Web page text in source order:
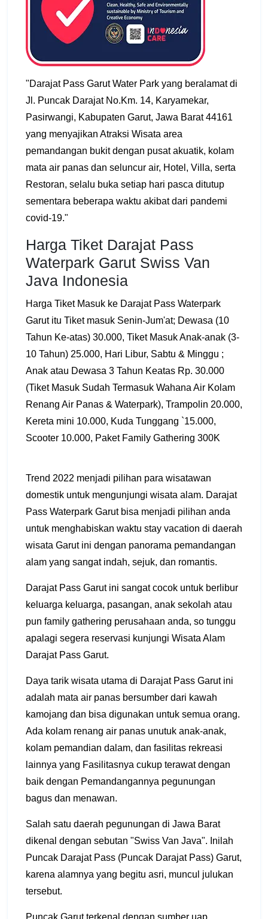
"Darajat Pass Garut Water Park yang beralamat di
Jl. Puncak Darajat No.Km. 14, Karyamekar,
Pasirwangi, Kabupaten Garut, Jawa Barat 44161
yang menyajikan Atraksi Wisata area
pemandangan bukit dengan pusat akuatik, kolam
mata air panas dan seluncur air, Hotel, Villa, serta
Restoran, selalu buka setiap hari pasca ditutup
sementara beberapa waktu akibat dari pandemi
covid-19."
Harga Tiket Darajat Pass
Waterpark Garut Swiss Van
Java Indonesia
Harga Tiket Masuk ke Darajat Pass Waterpark
Garut itu Tiket masuk Senin-Jum'at; Dewasa (10
Tahun Ke-atas) 30.000, Tiket Masuk Anak-anak (3-
10 Tahun) 25.000, Hari Libur, Sabtu & Minggu ;
Anak atau Dewasa 3 Tahun Keatas Rp. 30.000
(Tiket Masuk Sudah Termasuk Wahana Air Kolam
Renang Air Panas & Waterpark), Trampolin 20.000,
Kereta mini 10.000, Kuda Tunggang `15.000,
Scooter 10.000, Paket Family Gathering 300K
Trend 2022 menjadi pilihan para wisatawan
domestik untuk mengunjungi wisata alam. Darajat
Pass Waterpark Garut bisa menjadi pilihan anda
untuk menghabiskan waktu stay vacation di daerah
wisata Garut ini dengan panorama pemandangan
alam yang sangat indah, sejuk, dan romantis.
Darajat Pass Garut ini sangat cocok untuk berlibur
keluarga keluarga, pasangan, anak sekolah atau
pun family gathering perusahaan anda, so tunggu
apalagi segera reservasi kunjungi Wisata Alam
Darajat Pass Garut.
Daya tarik wisata utama di Darajat Pass Garut ini
adalah mata air panas bersumber dari kawah
kamojang dan bisa digunakan untuk semua orang.
Ada kolam renang air panas unutuk anak-anak,
kolam pemandian dalam, dan fasilitas rekreasi
lainnya yang Fasilitasnya cukup terawat dengan
baik dengan Pemandangannya pegunungan
bagus dan menawan.
Salah satu daerah pegunungan di Jawa Barat
dikenal dengan sebutan "Swiss Van Java". Inilah
Puncak Darajat Pass (Puncak Darajat Pass) Garut,
karena alamnya yang begitu asri, muncul julukan
tersebut.
Puncak Garut terkenal dengan sumber uap